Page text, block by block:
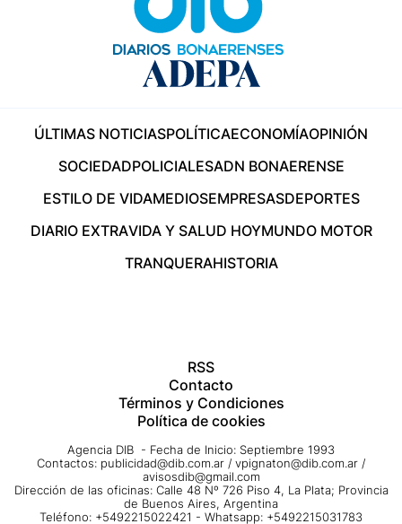
ÚLTIMAS NOTICIASPOLÍTICAECONOMÍAOPINIÓN
SOCIEDADPOLICIALESADN BONAERENSE
ESTILO DE VIDAMEDIOSEMPRESASDEPORTES
DIARIO EXTRAVIDA Y SALUD HOYMUNDO MOTOR
TRANQUERAHISTORIA
RSS
Contacto
Términos y Condiciones
Política de cookies
Agencia DIB - Fecha de Inicio: Septiembre 1993
Contactos: publicidad@dib.com.ar / vpignaton@dib.com.ar /
avisosdib@gmail.com
Dirección de las oficinas: Calle 48 Nº 726 Piso 4, La Plata; Provincia
de Buenos Aires, Argentina
Teléfono: +5492215022421 - Whatsapp: +5492215031783